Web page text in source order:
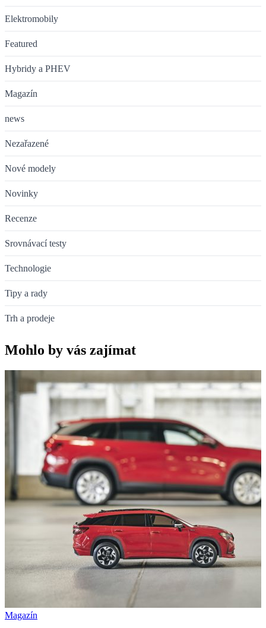
Elektromobily
Featured
Hybridy a PHEV
Magazín
news
Nezařazené
Nové modely
Novinky
Recenze
Srovnávací testy
Technologie
Tipy a rady
Trh a prodeje
Mohlo by vás zajímat
Magazín